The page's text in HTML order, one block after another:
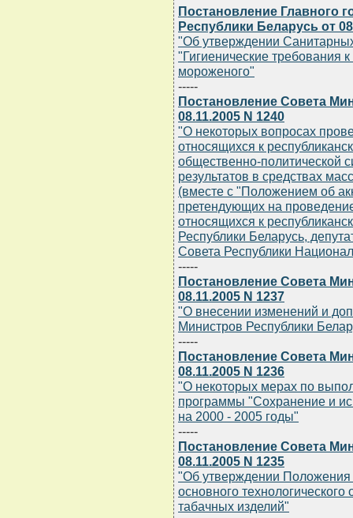
Постановление Главного
Республики Беларусь от
"Об утверждении
"Гигиенические требования
мороженого"
-----
Постановление Совета
08.11.2005 N 1240
"О некоторых вопросах
относящихся к
общественно-политической
результатов в средствах
(вместе с "Положением об
претендующих на
относящихся к
Республики Беларусь,
Совета Республики
-----
Постановление Совета
08.11.2005 N 1237
"О внесении изменений и
Министров Республики
-----
Постановление Совета
08.11.2005 N 1236
"О некоторых мерах по
программы "Сохранение и
на 2000 - 2005 годы"
-----
Постановление Совета
08.11.2005 N 1235
"Об утверждении Положения
основного
табачных изделий"